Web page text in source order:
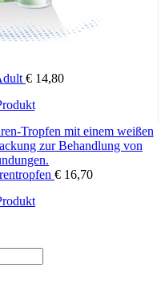
€ 14,80
€ 16,70